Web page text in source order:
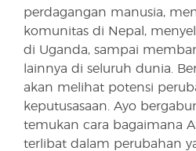
perdagangan manusia,
komunitas di Nepal,
di Uganda, sampai
lainnya di seluruh dunia.
akan melihat potensi
keputusasaan. Ayo
temukan cara bagaimana
terlibat dalam perubahan